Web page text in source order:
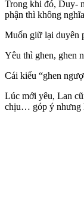
Trong khi đó, Duy-
phận thì không
Muốn giữ lại duyên
Yêu thì ghen, ghen
Cái kiểu “ghen
Lúc mới yêu, Lan
chịu… góp ý nhưng